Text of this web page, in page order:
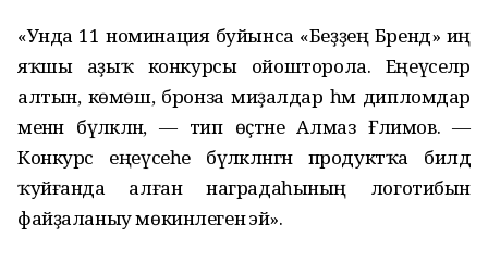
«Унда 11 номинация буйынса «Беҙҙең Бренд» иң
яҡшы аҙыҡ конкурсы ойошторола. Еңеүселәр
алтын, көмөш, бронза миҙалдар һәм дипломдар
менән бүләкләнә, — тип өҫтәне Алмаз Ғәлимов. —
Конкурс еңеүсеһе бүләкләнгән продуктҡа билдә
ҡуйғанда алған наградаһының логотибын
файҙаланыу мөкинлегенә эйә».